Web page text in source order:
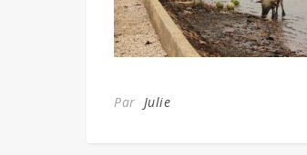
Par Julie